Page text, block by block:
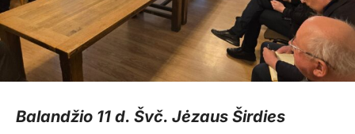
Balandžio 11 d. Švč. Jėzaus Širdies